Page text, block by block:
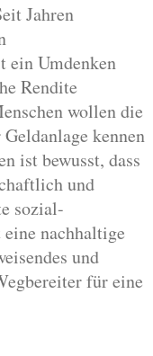
Jahren
ein Umdenken
Rendite
wollen die
kennen
ist bewusst, dass
und
sozial-
nachhaltige
und
für eine